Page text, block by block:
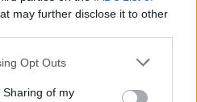
may further disclose it to other
app uses one or more Google
behaviour. You may click to
Opt Outs
of my
Zsurzs Kati